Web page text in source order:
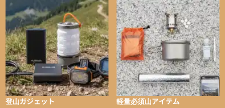
山に持ち込むと快適性や安心感をグッ
と引き上げてくれる――そんな意外性
のあるアイテムを紹介
登山ガジェット 軽量必須山アイテム